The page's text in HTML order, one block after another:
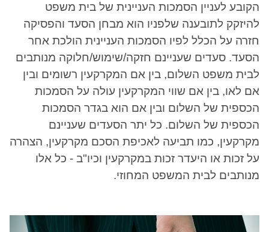
הקובע לעניין הסמכות העניינית של בית משפט
להיזקק לתובענה שלפניו הוא מבחן הסעד והפסיקה
חזרה על הכלל לפיו הסמכות העניינית הולכת אחר
הסעד. סעדים שעניינם חזקה/שימוש/חלוקה מנותבים
לבית משפט השלום, בין אם המקרקעין רשומים ובין
אם לאו, בין אם שווי המקרקעין עולה על הסמכות
הכספית של השלום ובין אם הוא בגדר הסמכות
הכספית של השלום. כל יתר הסעדים שעניינם
מקרקעין, כמו תביעה לאכיפת הסכם מקרקעין, הצהרה
על זכות או היעדר זכות במקרקעין וכיו"ב - כל אלו
מנותבים לבית המשפט המחוזי.